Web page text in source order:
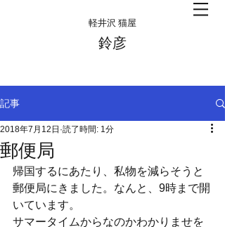
​軽井沢 猫屋
​鈴彦
記事
郵便局
2018年7月12日 読了時間: 1分
帰国するにあたり、私物を減らそうと
郵便局にきました。なんと、9時まで開
いています。
サマータイムからなのかわかりませを